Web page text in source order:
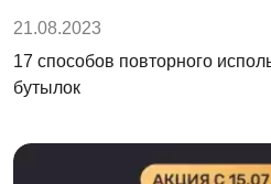
21.08.2023
17 способов повторного
бутылок